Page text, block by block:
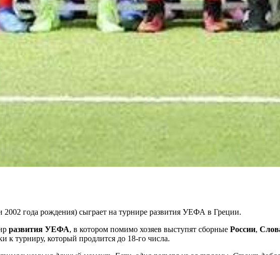
года рождения) сыграет на турнире развития УЕФА в Греции.
развития УЕФА, в котором помимо хозяев выступят сборные России,
к турниру, который продлится до 18-го числа.